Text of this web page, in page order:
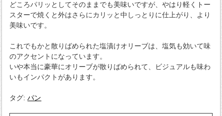
どころパリッとしてそのままでも美味いですが、やはり軽くトー
スターで焼くと外はさらにカリッと中しっとりに仕上がり、より
美味いです。
これでもかと散りばめられた塩漬けオリーブは、塩気も効いて味
のアクセントになっています。
いや本当に豪華にオリーブが散りばめられて、ビジュアルも味わ
いもインパクトがあります。
タグ:パン